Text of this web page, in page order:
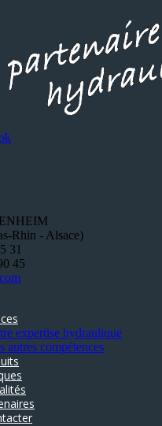
Rhin - Alsace)
31
45
expertise hydraulique
autres compétences